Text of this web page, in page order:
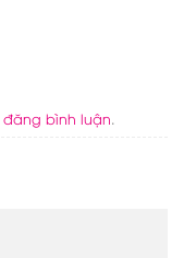
đăng bình luận